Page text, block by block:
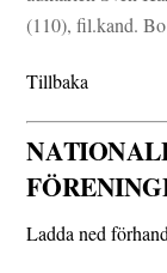
(110), fil.kand.
Tillbaka
Ladda ned